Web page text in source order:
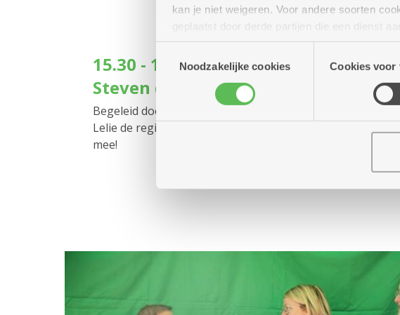
kan je niet weigeren. Voor andere soorten
geplaatst door derde partijen die een dienst
(geanonimiseerd) gebruik van onze site voor
Noodzakelijke cookies
Cookies voor
15.30 - 16.30 uur: Sint Andries zingt
Steven de Lelie
Begeleid door zijn muzikanten met viool en piano trekt
Lelie de registers open met een vrolijk repertoire. Zing
mee!